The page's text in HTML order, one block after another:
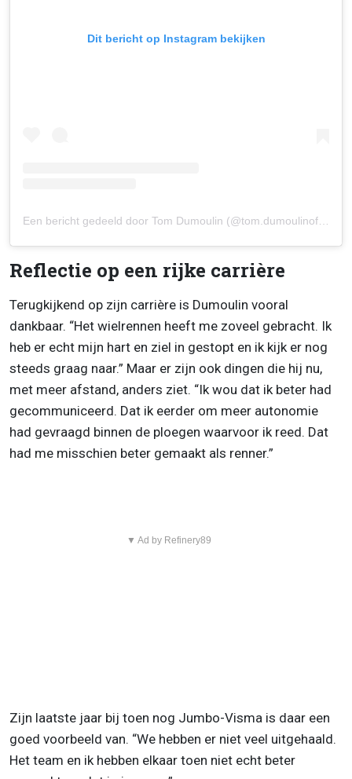
Dit bericht op Instagram bekijken
Reflectie op een rijke carrière
Terugkijkend op zijn carrière is Dumoulin vooral
dankbaar. “Het wielrennen heeft me zoveel gebracht. Ik
heb er echt mijn hart en ziel in gestopt en ik kijk er nog
steeds graag naar.” Maar er zijn ook dingen die hij nu,
met meer afstand, anders ziet. “Ik wou dat ik beter had
gecommuniceerd. Dat ik eerder om meer autonomie
had gevraagd binnen de ploegen waarvoor ik reed. Dat
had me misschien beter gemaakt als renner.”
▼ Ad by Refinery89
Zijn laatste jaar bij toen nog Jumbo-Visma is daar een
goed voorbeeld van. “We hebben er niet veel uitgehaald.
Het team en ik hebben elkaar toen niet echt beter